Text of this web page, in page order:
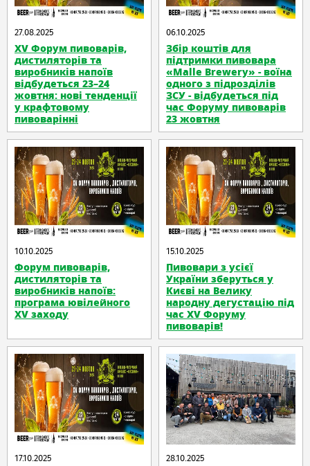
27.08.2025
XV Форум пивоварів,
дистиляторів та
виробників напоїв
відбудеться 23–24
жовтня: нові тенденції
у крафтовому
пивоварінні
06.10.2025
Збір коштів для
підтримки пивовара
«Malle Brewery» - воїна
одного з підрозділів
ЗСУ - відбудеться під
час Форуму пивоварів
23 жовтня
10.10.2025
Форум пивоварів,
дистиляторів та
виробників напоїв:
програма ювілейного
XV заходу
15.10.2025
Пивовари з усієї
України зберуться у
Києві на Велику
народну дегустацію під
час XV Форуму
пивоварів!
17.10.2025 28.10.2025